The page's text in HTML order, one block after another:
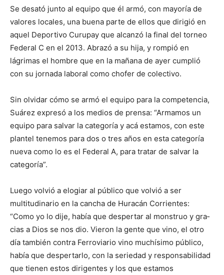
::
Verdad
lo
que
Se de­sató junto al equipo que él armó, con mayoría de
valo­res locales, una buena parte de ellos que dirigió en
aquel Deportivo Curupay que al­canzó la final del torneo
Fe­deral C en el 2013. Abrazó a su hija, y rompió en
lágrimas el hombre que en la mañana de ayer cumplió
con su jor­nada laboral como chofer de colectivo.
Sin olvidar cómo se armó el equipo para la compe­tencia,
Suárez expresó a los medios de prensa: “Arma­mos un
equipo para salvar la categoría y acá estamos, con este
plantel tenemos para dos o tres años en esta categoría
nueva como lo es el Federal A, para tratar de salvar la
categoría”.
Luego volvió a elogiar al público que volvió a ser
multitudinario en la can­cha de Huracán Corrientes:
“Como yo lo dije, había que despertar al monstruo y gra­
cias a Dios se nos dio. Vieron la gente que vino, el otro
día también contra Ferroviario vino muchísimo público,
había que despertarlo, con la seriedad y responsabi­lidad
que tienen estos di­rigentes y los que estamos